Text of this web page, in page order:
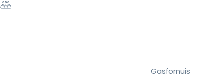
Gasfornuis